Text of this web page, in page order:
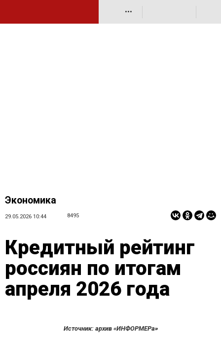
•••
Экономика
29.05.2026 10:44 8495
Кредитный рейтинг
россиян по итогам
апреля 2026 года
Иcточник: архив «ИНФОРМЕРа»